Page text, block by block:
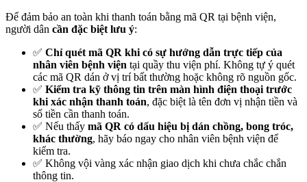
Để đảm bảo an toàn khi thanh toán bằng mã QR tại bệnh viện,
người dân cần đặc biệt lưu ý:
✅ Chỉ quét mã QR khi có sự hướng dẫn trực tiếp của
nhân viên bệnh viện tại quầy thu viện phí. Không tự ý quét
các mã QR dán ở vị trí bất thường hoặc không rõ nguồn gốc.
✅ Kiểm tra kỹ thông tin trên màn hình điện thoại trước
khi xác nhận thanh toán, đặc biệt là tên đơn vị nhận tiền và
số tiền cần thanh toán.
✅ Nếu thấy mã QR có dấu hiệu bị dán chồng, bong tróc,
khác thường, hãy báo ngay cho nhân viên bệnh viện để
kiểm tra.
✅ Không vội vàng xác nhận giao dịch khi chưa chắc chắn
thông tin.